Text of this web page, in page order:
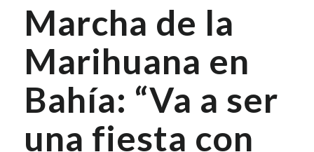
Marcha de la
Marihuana en
Bahía: “Va a ser
una fiesta con